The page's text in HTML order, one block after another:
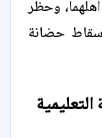
وحظر
حضانة